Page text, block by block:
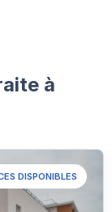
à
DISPONIBLES